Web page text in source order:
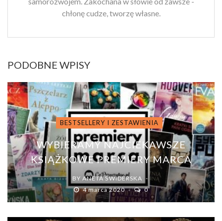
chłonę cudze, tworzę własne.
PODOBNE WPISY
BESTSELLERY I ZESTAWIENIA
WYBIERAMY NAJCIEKAWSZE
KSIĄŻKOWE PREMIERY MARCA
BY ANETA ŚWIDERSKA
4 marca 2020
0